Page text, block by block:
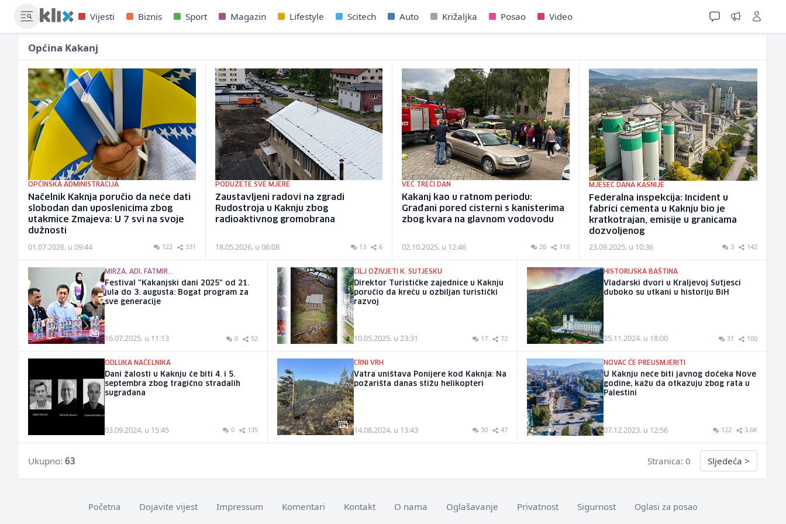
Vijesti Biznis Sport Magazin Lifestyle Scitech Auto Križaljka Posao Video
Općina Kakanj
OPĆINSKA ADMINISTRACIJA
Načelnik Kaknja poručio da neće dati
slobodan dan uposlenicima zbog
utakmice Zmajeva: U 7 svi na svoje
dužnosti
01.07.2026. u 09:44 122 331
PODUZETE SVE MJERE
Zaustavljeni radovi na zgradi
Rudostroja u Kaknju zbog
radioaktivnog gromobrana
18.05.2026. u 06:08 13 6
VEĆ TREĆI DAN
Kakanj kao u ratnom periodu:
Građani pored cisterni s kanisterima
zbog kvara na glavnom vodovodu
02.10.2025. u 12:46 26 118
MJESEC DANA KASNIJE
Federalna inspekcija: Incident u
fabrici cementa u Kaknju bio je
kratkotrajan, emisije u granicama
dozvoljenog
23.09.2025. u 10:36 3 142
MIRZA, ADI, FATMIR...
Festival "Kakanjski dani 2025" od 21.
jula do 3. augusta: Bogat program za
sve generacije
16.07.2025. u 11:13 0 52
CILJ OŽIVJETI K. SUTJESKU
Direktor Turističke zajednice u Kaknju
poručio da kreću u ozbiljan turistički
razvoj
10.05.2025. u 23:31 17 72
HISTORIJSKA BAŠTINA
Vladarski dvori u Kraljevoj Sutjesci
duboko su utkani u historiju BiH
25.11.2024. u 18:00 31 100
ODLUKA NAČELNIKA
Dani žalosti u Kaknju će biti 4. i 5.
septembra zbog tragično stradalih
sugrađana
03.09.2024. u 15:45 0 135
CRNI VRH
Vatra uništava Ponijere kod Kaknja: Na
požarišta danas stižu helikopteri
14.08.2024. u 13:43 30 47
NOVAC ĆE PREUSMJERITI
U Kaknju neće biti javnog dočeka Nove
godine, kažu da otkazuju zbog rata u
Palestini
07.12.2023. u 12:56 122 3.6K
Ukupno: 63 Stranica: 0 Sljedeća >
Početna Dojavite vijest Impressum Komentari Kontakt O nama Oglašavanje Privatnost Sigurnost Oglasi za posao